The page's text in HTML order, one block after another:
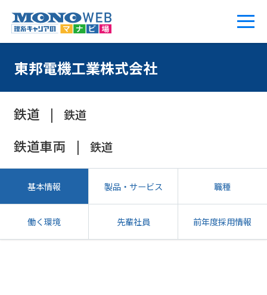
東邦電機工業株式会社
鉄道 鉄道
鉄道車両 鉄道
基本情報 製品・サービス 職種
働く環境 先輩社員 前年度採用情報